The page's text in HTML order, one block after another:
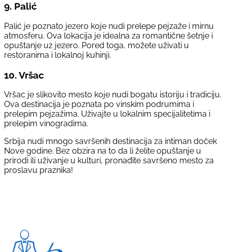
9. Palić
Palić je poznato jezero koje nudi prelepe pejzaže i mirnu
atmosferu. Ova lokacija je idealna za romantične šetnje i
opuštanje uz jezero. Pored toga, možete uživati u
restoranima i lokalnoj kuhinji.
10.Vršac
Vršac je slikovito mesto koje nudi bogatu istoriju i tradiciju.
Ova destinacija je poznata po vinskim podrumima i
prelepim pejzažima. Uživajte u lokalnim specijalitetima i
prelepim vinogradima.
Srbija nudi mnogo savršenih destinacija za intiman doček
Nove godine. Bez obzira na to da li želite opuštanje u
prirodi ili uživanje u kulturi, pronađite savršeno mesto za
proslavu praznika!